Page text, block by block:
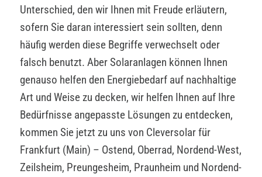
Unterschied, den wir Ihnen mit Freude erläutern,
sofern Sie daran interessiert sein sollten, denn
häufig werden diese Begriffe verwechselt oder
falsch benutzt. Aber Solaranlagen können Ihnen
genauso helfen den Energiebedarf auf nachhaltige
Art und Weise zu decken, wir helfen Ihnen auf Ihre
Bedürfnisse angepasste Lösungen zu entdecken,
kommen Sie jetzt zu uns von Cleversolar für
Frankfurt (Main) – Ostend, Oberrad, Nordend-West,
Zeilsheim, Preungesheim, Praunheim und Nordend-